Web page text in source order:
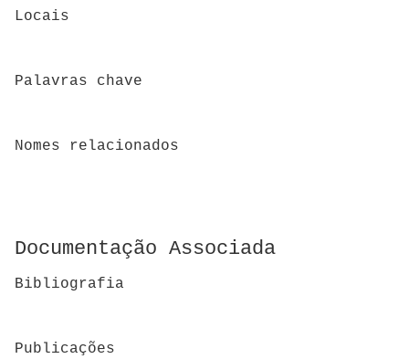
Locais
Palavras chave
Nomes relacionados
Documentação Associada
Bibliografia
Publicações